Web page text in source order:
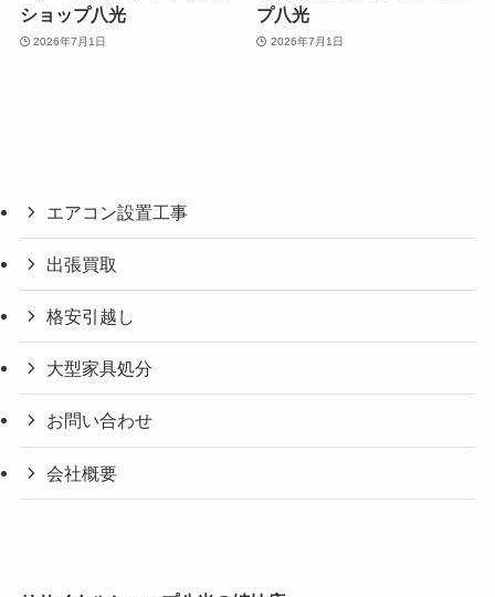
ショップ八光
2026年7月1日
プ八光
2026年7月1日
エアコン設置工事
出張買取
格安引越し
大型家具処分
お問い合わせ
会社概要